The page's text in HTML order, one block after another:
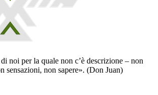
noi per la quale non c’è descrizione – non
sensazioni, non sapere». (Don Juan)